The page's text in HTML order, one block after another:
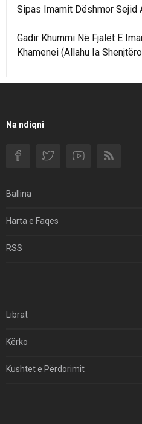
Sipas Imamit Dëshmor Sejid
Gadir Khummi Në Fjalët E
Khamenei (Allahu Ia
Filmi I Shkurtër Iranian “Pasta
Na ndiqni
Ballina
Harta e Faqes
RSS
Librat
Kërko
Kushtet e Përdorimit